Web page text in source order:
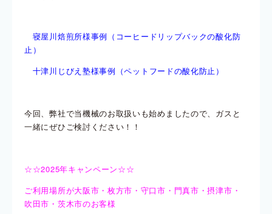
寝屋川焙煎所様事例（コーヒードリップバックの酸化防
止）
十津川じびえ塾様事例（ペットフードの酸化防止）
今回、弊社で当機械のお取扱いも始めましたので、ガスと
一緒にぜひご検討ください！！
☆☆2025年キャンペーン☆☆
ご利用場所が大阪市・枚方市・守口市・門真市・摂津市・
吹田市・茨木市のお客様